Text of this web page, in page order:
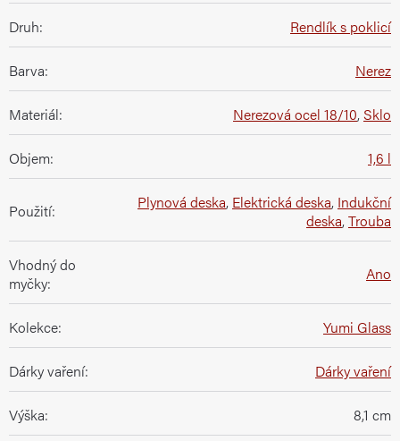
Druh: Rendlík s poklicí
Barva: Nerez
Materiál: Nerezová ocel 18/10, Sklo
Objem: 1,6 l
Použití: Plynová deska, Elektrická deska, Indukční
deska,Trouba
Vhodný do
myčky: Ano
Kolekce: Yumi Glass
Dárky vaření: Dárky vaření
Výška: 8,1 cm